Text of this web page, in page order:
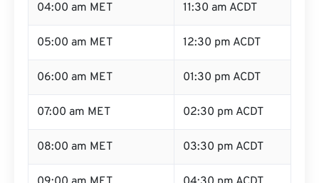
04:00 am MET 11:30 am ACDT
05:00 am MET 12:30 pm ACDT
06:00 am MET 01:30 pm ACDT
07:00 am MET 02:30 pm ACDT
08:00 am MET 03:30 pm ACDT